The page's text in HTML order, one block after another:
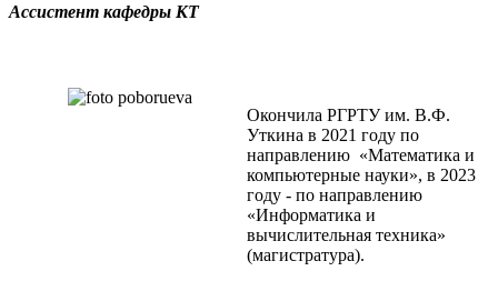
Ассистент кафедры КТ
Окончила РГРТУ им. В.Ф.
Уткина в 2021 году по
направлению «Математика и
компьютерные науки», в 2023
году - по направлению
«Информатика и
вычислительная техника»
(магистратура).